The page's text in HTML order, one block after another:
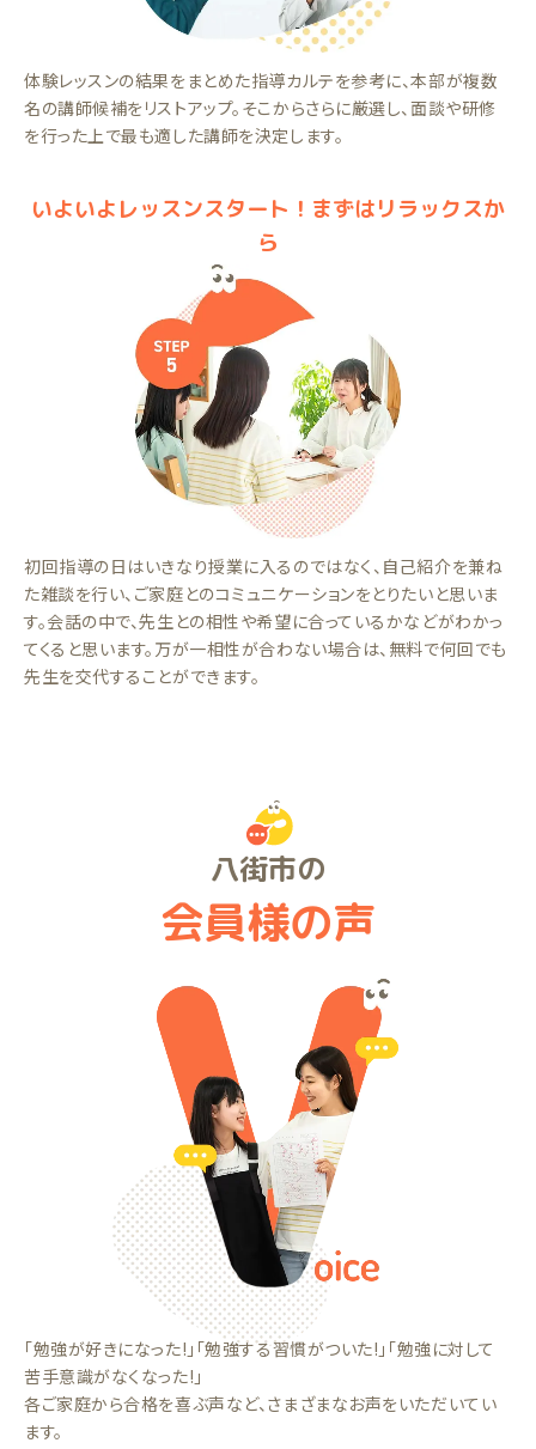
体験レッスンの結果をまとめた指導カルテを参考に、本部が複数
名の講師候補をリストアップ。そこからさらに厳選し、面談や研修
を行った上で最も適した講師を決定します。
いよいよレッスンスタート！まずはリラックスか
ら
初回指導の日はいきなり授業に入るのではなく、自己紹介を兼ね
た雑談を行い、ご家庭とのコミュニケーションをとりたいと思いま
す。会話の中で、先生との相性や希望に合っているかなどがわかっ
てくると思います。万が一相性が合わない場合は、無料で何回でも
先生を交代することができます。
八街市の
会員様の声
「勉強が好きになった!」「勉強する習慣がついた!」「勉強に対して
苦手意識がなくなった!」
各ご家庭から合格を喜ぶ声など、さまざまなお声をいただいてい
ます。